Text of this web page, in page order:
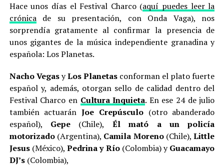
Hace unos días el Festival Charco (aquí puedes leer la
crónicade su presentación, con Onda Vaga), nos
sorprendía gratamente al confirmar la presencia de
unos gigantes de la música independiente granadina y
española: Los Planetas.
Nacho VegasyLos Planetas conforman el plato fuerte
español y, además, otorgan sello de calidad dentro del
Festival Charco en Cultura Inquieta. En ese 24 de julio
también actuaránJoe Crepúsculo(otro abanderado
español), Gepe (Chile), Él mató a un policía
motorizado(Argentina), Camila Moreno(Chile),Little
Jesus(México),Pedrina y Río(Colombia) yGuacamayo
DJ’s(Colombia),